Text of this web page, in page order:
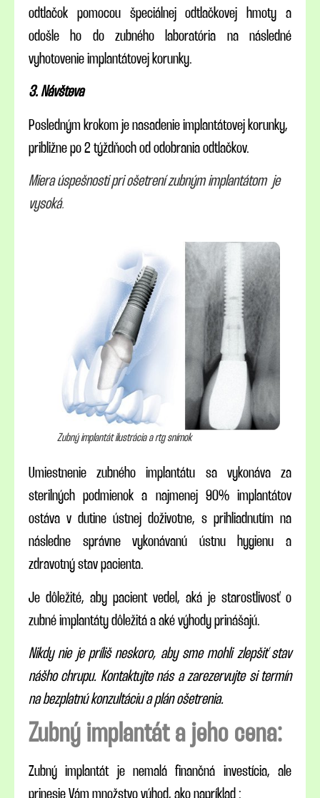
odtlačok pomocou špeciálnej odtlačkovej hmoty a
odošle ho do zubného laboratória na následné
vyhotovenie implantátovej korunky.
3. Návšteva
Posledným krokom je nasadenie implantátovej korunky,
približne po 2 týždňoch od odobrania odtlačkov.
Miera úspešnosti pri ošetrení zubným implantátom je
vysoká.
Zubný implantát ilustrácia a rtg snímok
Umiestnenie zubného implantátu sa vykonáva za
sterilných podmienok a najmenej 90% implantátov
ostáva v dutine ústnej doživotne, s prihliadnutím na
následne správne vykonávanú ústnu hygienu a
zdravotný stav pacienta.
Je dôležité, aby pacient vedel, aká je starostlivosť o
zubné implantáty dôležitá a aké výhody prinášajú.
Nikdy nie je príliš neskoro, aby sme mohli zlepšiť stav
nášho chrupu. Kontaktujte nás a zarezervujte si termín
na bezplatnú konzultáciu a plán ošetrenia.
Zubný implantát a jeho cena:
Zubný implantát je nemalá finančná investícia, ale
prinesie Vám množstvo výhod, ako napríklad :